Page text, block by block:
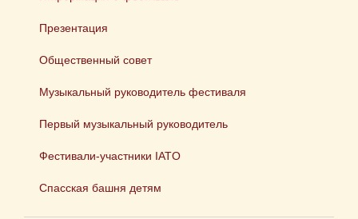
Презентация
Общественный совет
Музыкальный руководитель фестиваля
Первый музыкальный руководитель
Фестивали-участники IATO
Спасская башня детям